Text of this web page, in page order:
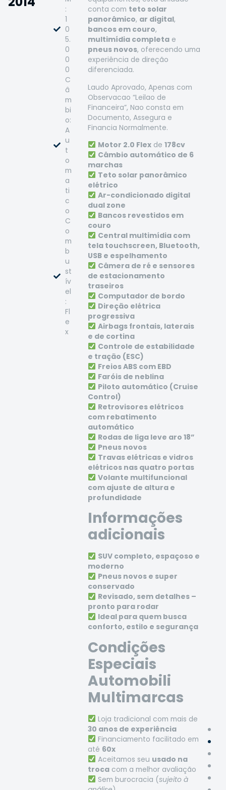
:
1
0
5.
0
0
0
C
â
m
bi
o:
A
u
t
o
m
a
ti
c
o
C
o
m
b
u
st
ív
el
:
Fl
e
x
conta com teto solar
panorâmico, ar digital,
bancos em couro,
multimídia completa e
pneus novos, oferecendo uma
experiência de direção
diferenciada.
Laudo Aprovado, Apenas com
Observacao “Leilao de
Financeira”, Nao consta em
Documento, Assegura e
Financia Normalmente.
Motor 2.0 Flex de178cv
Câmbio automático de 6
marchas
Teto solar panorâmico
elétrico
Ar-condicionado digital
dual zone
Bancos revestidos em
couro
Central multimídia com
tela touchscreen, Bluetooth,
USB e espelhamento
Câmera de ré e sensores
de estacionamento
traseiros
Computador de bordo
Direção elétrica
progressiva
Airbags frontais, laterais
e de cortina
Controle de estabilidade
e tração (ESC)
Freios ABS com EBD
Faróis de neblina
Piloto automático (Cruise
Control)
Retrovisores elétricos
com rebatimento
automático
Rodas de liga leve aro 18”
Pneus novos
Travas elétricas e vidros
elétricos nas quatro portas
Volante multifuncional
com ajuste de altura e
profundidade
Informações
adicionais
SUV completo, espaçoso e
moderno
Pneus novos e super
conservado
Revisado, sem detalhes –
pronto para rodar
Ideal para quem busca
conforto, estilo e segurança
Condições
Especiais
Automobili
Multimarcas
Loja tradicional com mais de
30 anos de experiência
Financiamento facilitado em
até 60x
Aceitamos seu usado na
troca com a melhor avaliação
Sem burocracia (sujeito à